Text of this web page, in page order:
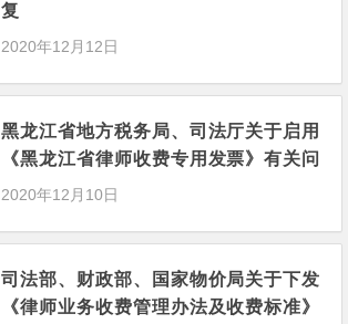
复
2020年12月12日
黑龙江省地方税务局、司法厅关于启用
《黑龙江省律师收费专用发票》有关问
题的通知
2020年12月10日
司法部、财政部、国家物价局关于下发
《律师业务收费管理办法及收费标准》